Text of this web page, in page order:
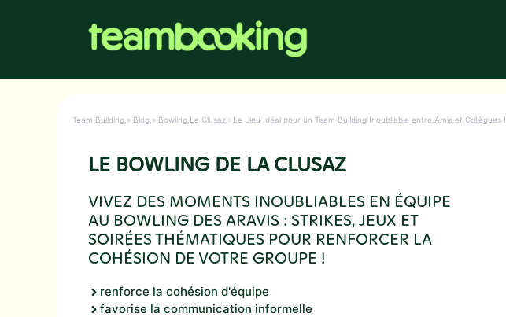
Team Building » Blog » Bowling La Clusaz : Le Lieu Idéal pour un Team Building Inoubliable entre Amis et Collègues !
LE BOWLING DE LA CLUSAZ
VIVEZ DES MOMENTS INOUBLIABLES EN ÉQUIPE
AU BOWLING DES ARAVIS : STRIKES, JEUX ET
SOIRÉES THÉMATIQUES POUR RENFORCER LA
COHÉSION DE VOTRE GROUPE !
renforce la cohésion d'équipe
favorise la communication informelle